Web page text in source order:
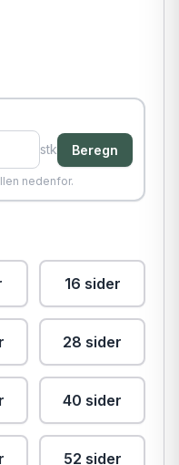
stk Beregn
nedenfor.
16 sider
28 sider
40 sider
52 sider